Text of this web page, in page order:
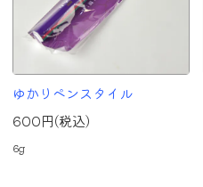
ゆかりペンスタイル
600円(税込)
6g